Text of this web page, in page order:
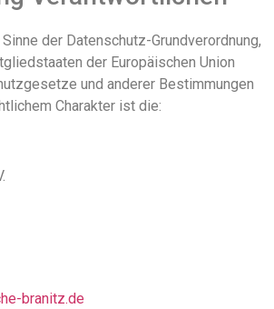
der Datenschutz-Grundverordnung,
der Europäischen Union
und anderer Bestimmungen
Charakter ist die:
branitz.de